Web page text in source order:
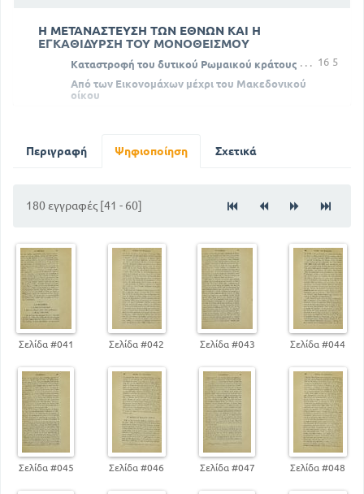
Η ΜΕΤΑΝΑΣΤΕΥΣΗ ΤΩΝ ΕΘΝΩΝ ΚΑΙ Η
ΕΓΚΑΘΙΔΥΡΣΗ ΤΟΥ ΜΟΝΟΘΕΙΣΜΟΥ
5
Καταστροφή του δυτικού Ρωμαικού κράτους
16
Από των Εικονομάχων μέχρι του Μακεδονικού
οίκου
ΠΡΩΣΗ ΤΟΥ ΙΠΠΟΤΙΣΜΟΥ ΚΑΙ ΔΙΑΦΘΟΡΑ ΤΗΣ
ΦΙΛΙΠΠΟΣ Ο ΩΡΑΙΟΣ ΤΗΣ ΓΑΛΛΙΑΣ ΚΑΙ Ο
ΑΥΤΟΚΡΑΤΟΡΑΣ ΛΟΥΔΟΒΙΚΟΣ Ο ΒΑΥΑΡΟΣ
Η ΓΕΡΜΑΝΙΑ ΕΠΙ ΦΡΕΙΔΕΡΙΚΟΥ ΤΟΥ Γ ΚΑΙ
ΜΑΞΙΜΙΛΙΑΝΟΥ ΤΟΥ Α
120
ΙΣΠΑΝΙΑ ΚΑΙ ΠΟΡΤΟΓΑΛΙΑ
136
155
Περιγραφή Ψηφιοποίηση Σχετικά
180 εγγραφές [41 - 60]
Σελίδα #041 Σελίδα #042 Σελίδα #043 Σελίδα #044
Σελίδα #045 Σελίδα #046 Σελίδα #047 Σελίδα #048